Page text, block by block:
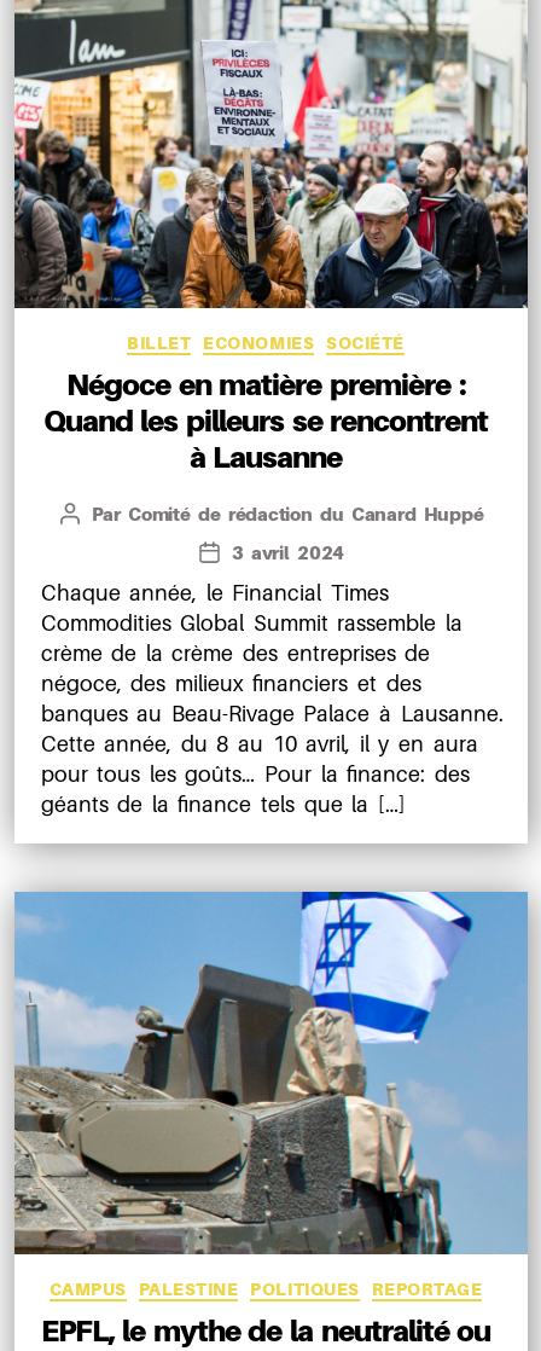
Catégories
BILLET ECONOMIES SOCIÉTÉ
Négoce en matière première :
Quand les pilleurs se rencontrent
à Lausanne
Auteur
Par Comité de rédaction du Canard Huppé
Date
de
l’article
3 avril 2024
Chaque année, le Financial Times
Commodities Global Summit rassemble la
crème de la crème des entreprises de
négoce, des milieux financiers et des
banques au Beau-Rivage Palace à Lausanne.
Cette année, du 8 au 10 avril, il y en aura
pour tous les goûts… Pour la finance: des
géants de la finance tels que la […]
Catégories
CAMPUS PALESTINE POLITIQUES REPORTAGE
EPFL, le mythe de la neutralité ou